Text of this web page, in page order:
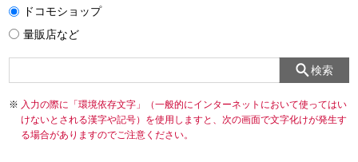
ドコモショップ
量販店など
検索
入力の際に「環境依存文字」（一般的にインターネットにおいて使ってはい
けないとされる漢字や記号）を使用しますと、次の画面で文字化けが発生す
る場合がありますのでご注意ください。